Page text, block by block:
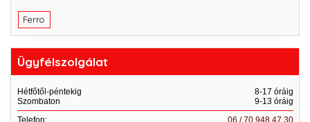
Ferro
Ügyfélszolgálat
Hétfőtől-péntekig
8-17 óráig
Szombaton
9-13 óráig
Telefon:
06 / 70 948 47 30